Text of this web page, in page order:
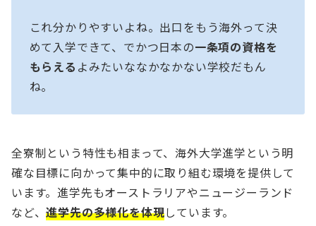
これ分かりやすいよね。出口をもう海外って決
めて入学できて、でかつ日本の一条項の資格を
もらえる よみたいななかなかない学校だもん
ね。
全寮制という特性も相まって、海外大学進学という明
確な目標に向かって集中的に取り組む環境を提供して
います。進学先もオーストラリアやニュージーランド
など、進学先の多様化を体現しています。